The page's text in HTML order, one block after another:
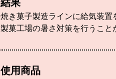
結果
焼き菓子製造ラインに給気装置
製菓工場の暑さ対策を行うこと
使用商品